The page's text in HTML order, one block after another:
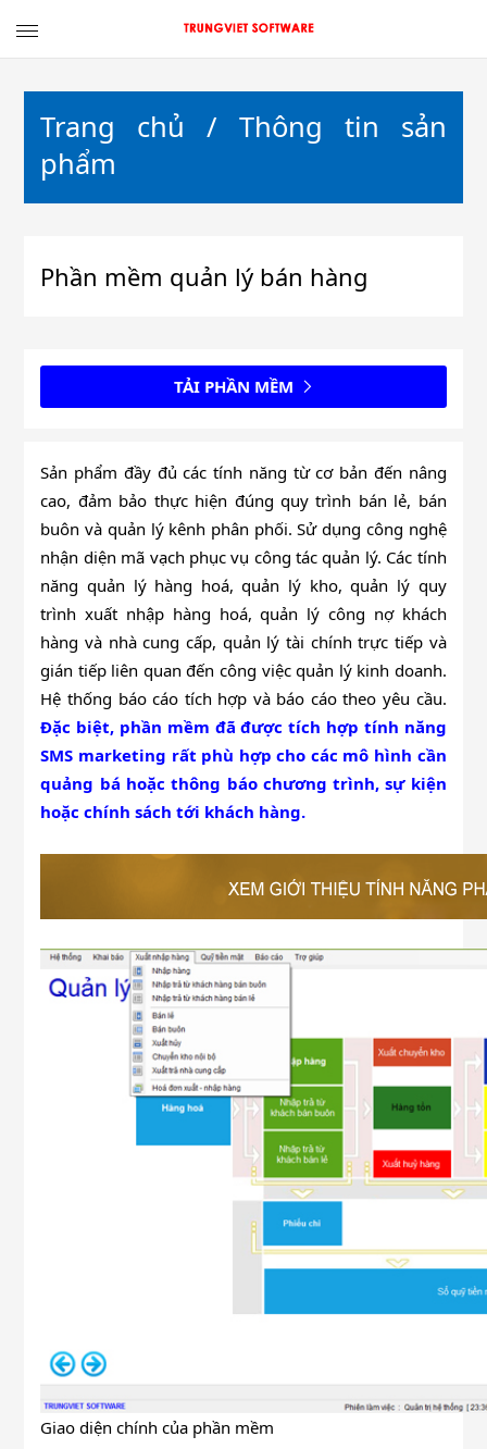
Trang chủ / Thông tin sản
phẩm
Phần mềm quản lý bán hàng
TẢI PHẦN MỀM
Sản phẩm đầy đủ các tính năng từ cơ bản đến nâng
cao, đảm bảo thực hiện đúng quy trình bán lẻ, bán
buôn và quản lý kênh phân phối. Sử dụng công nghệ
nhận diện mã vạch phục vụ công tác quản lý. Các tính
năng quản lý hàng hoá, quản lý kho, quản lý quy
trình xuất nhập hàng hoá, quản lý công nợ khách
hàng và nhà cung cấp, quản lý tài chính trực tiếp và
gián tiếp liên quan đến công việc quản lý kinh doanh.
Hệ thống báo cáo tích hợp và báo cáo theo yêu cầu.
Đặc biệt, phần mềm đã được tích hợp tính năng
SMS marketing rất phù hợp cho các mô hình cần
quảng bá hoặc thông báo chương trình, sự kiện
hoặc chính sách tới khách hàng.
Giao diện chính của phần mềm